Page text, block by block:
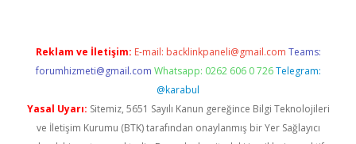
Reklam ve İletişim: E-mail: backlinkpaneli@gmail.com Teams:
forumhizmeti@gmail.com Whatsapp: 0262 606 0 726 Telegram:
@karabul
Yasal Uyarı: Sitemiz, 5651 Sayılı Kanun gereğince Bilgi Teknolojileri
ve İletişim Kurumu (BTK) tarafından onaylanmış bir Yer Sağlayıcı